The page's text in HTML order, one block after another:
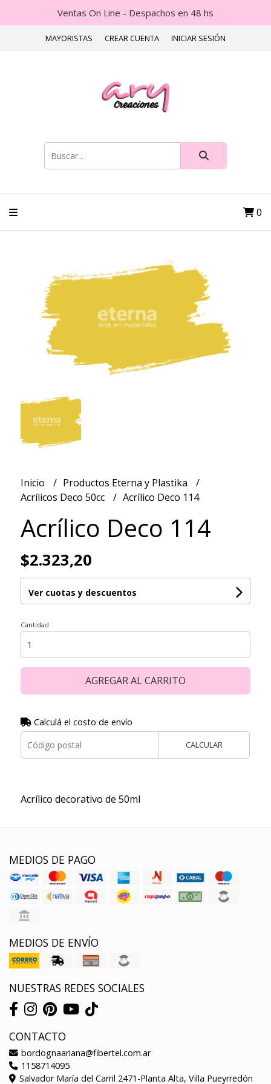
Ventas On Line - Despachos en 48 hs
MAYORISTAS CREAR CUENTA INICIAR SESIÓN
0
Inicio
Productos Eterna y Plastika
Acrílicos Deco 50cc
Acrílico Deco 114
Acrílico Deco 114
$2.323,20
Ver cuotas y descuentos
Cantidad
AGREGAR AL CARRITO
Calculá el costo de envío
CALCULAR
Acrílico decorativo de 50ml
MEDIOS DE PAGO
MEDIOS DE ENVÍO
NUESTRAS REDES SOCIALES
CONTACTO
bordognaariana@fibertel.com.ar
1158714095
Salvador María del Carril 2471-Planta Alta, Villa Pueyrredón